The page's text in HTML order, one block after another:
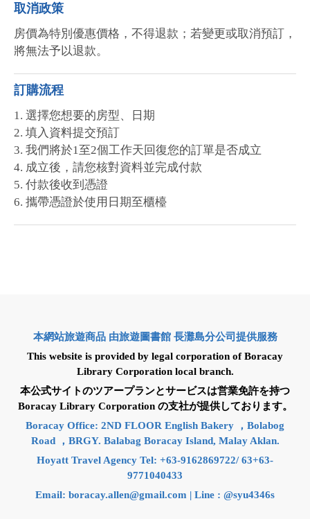
取消政策
房價為特別優惠價格，不得退款；若變更或取消預訂，
將無法予以退款。
訂購流程
1. 選擇您想要的房型、日期
2. 填入資料提交預訂
3. 我們將於1至2個工作天回復您的訂單是否成立
4. 成立後，請您核對資料並完成付款
5. 付款後收到憑證
6. 攜帶憑證於使用日期至櫃檯
本網站旅遊商品 由旅遊圖書館 長灘島分公司提供服務
This website is provided by legal corporation of Boracay
Library Corporation local branch.
本公式サイトのツアープランとサービスは営業免許を持つ
Boracay Library Corporation の支社が提供しております。
Boracay Office: 2ND FLOOR English Bakery ，Bolabog
Road ，BRGY. Balabag Boracay Island, Malay Aklan.
Hoyatt Travel Agency Tel: +63-9162869722/ 63+63-
9771040433
Email: boracay.allen@gmail.com | Line : @syu4346s